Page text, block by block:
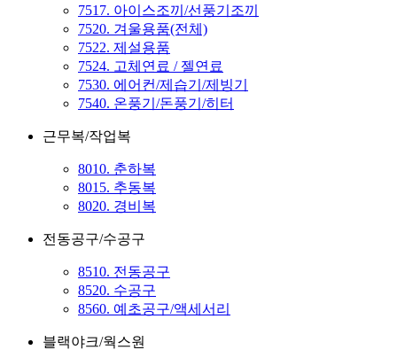
7517. 아이스조끼/선풍기조끼
7520. 겨울용품(전체)
7522. 제설용품
7524. 고체연료 / 젤연료
7530. 에어컨/제습기/제빙기
7540. 온풍기/돈풍기/히터
근무복/작업복
8010. 춘하복
8015. 추동복
8020. 경비복
전동공구/수공구
8510. 전동공구
8520. 수공구
8560. 예초공구/액세서리
블랙야크/웍스원